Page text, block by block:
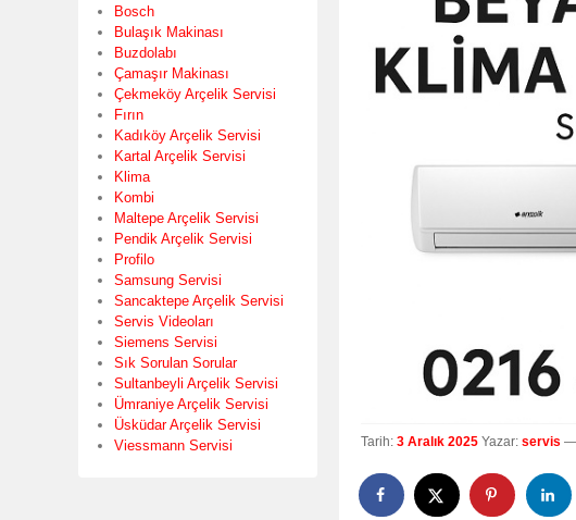
Tarih: 3 Aralık 2025 Yazar: servis —
Bosch
Bulaşık Makinası
Buzdolabı
Çamaşır Makinası
Çekmeköy Arçelik Servisi
Fırın
Kadıköy Arçelik Servisi
Kartal Arçelik Servisi
Klima
Kombi
Maltepe Arçelik Servisi
Pendik Arçelik Servisi
Profilo
Samsung Servisi
Sancaktepe Arçelik Servisi
Servis Videoları
Siemens Servisi
Sık Sorulan Sorular
Sultanbeyli Arçelik Servisi
Ümraniye Arçelik Servisi
Üsküdar Arçelik Servisi
Viessmann Servisi